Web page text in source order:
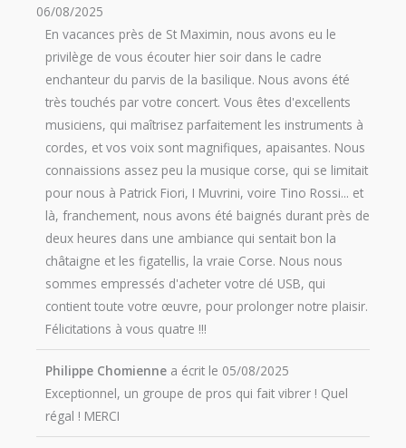
06/08/2025
En vacances près de St Maximin, nous avons eu le
privilège de vous écouter hier soir dans le cadre
enchanteur du parvis de la basilique. Nous avons été
très touchés par votre concert. Vous êtes d'excellents
musiciens, qui maîtrisez parfaitement les instruments à
cordes, et vos voix sont magnifiques, apaisantes. Nous
connaissions assez peu la musique corse, qui se limitait
pour nous à Patrick Fiori, I Muvrini, voire Tino Rossi... et
là, franchement, nous avons été baignés durant près de
deux heures dans une ambiance qui sentait bon la
châtaigne et les figatellis, la vraie Corse. Nous nous
sommes empressés d'acheter votre clé USB, qui
contient toute votre œuvre, pour prolonger notre plaisir.
Félicitations à vous quatre !!!
Philippe Chomienne a écrit le 05/08/2025
Exceptionnel, un groupe de pros qui fait vibrer ! Quel
régal ! MERCI